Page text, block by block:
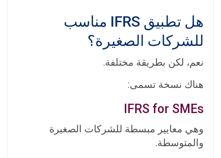
هل تطبيق IFRS مناسب
للشركات الصغيرة؟
نعم، لكن بطريقة مختلفة.
هناك نسخة تسمى:
IFRS for SMEs
وهي معايير مبسطة للشركات الصغيرة
والمتوسطة.